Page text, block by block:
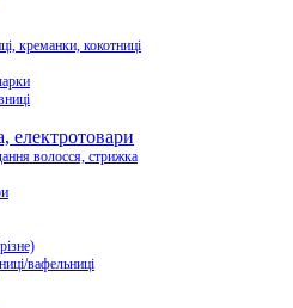
креманки, кокотниці
електротовари
волосся, стрижка
вафельниці